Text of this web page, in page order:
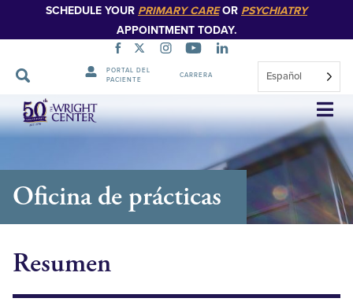
SCHEDULE YOUR PRIMARY CAREOR PSYCHIATRY
APPOINTMENT TODAY.
PORTAL DEL
PACIENTE
CARRERA Español
Saltar
navegación
Oficina de prácticas
Resumen